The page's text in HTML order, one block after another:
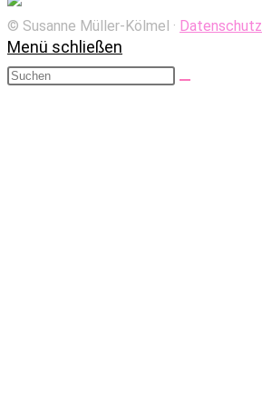
© Susanne Müller-Kölmel ·­ Datenschutz
Menü schließen